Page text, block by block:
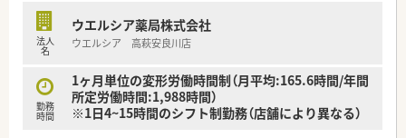
法人
名
ウエルシア薬局株式会社
ウエルシア 高萩安良川店
勤務
時間
1ヶ月単位の変形労働時間制（月平均:165.6時間/年間
所定労働時間:1,988時間）
※1日4~15時間のシフト制勤務（店舗により異なる）